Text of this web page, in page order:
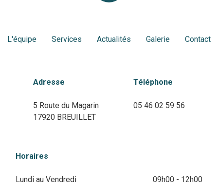
L'équipe Services Actualités Galerie Contact
Adresse
5 Route du Magarin
17920 BREUILLET
Téléphone
05 46 02 59 56
Horaires
Lundi au Vendredi
09h00 - 12h00